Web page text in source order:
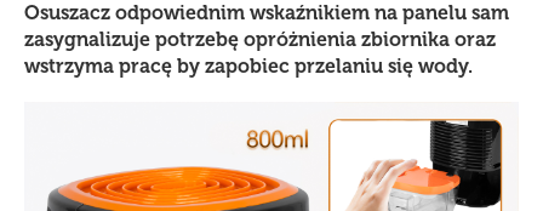
Osuszacz odpowiednim wskaźnikiem na panelu sam
zasygnalizuje potrzebę opróżnienia zbiornika oraz
wstrzyma pracę by zapobiec przelaniu się wody.